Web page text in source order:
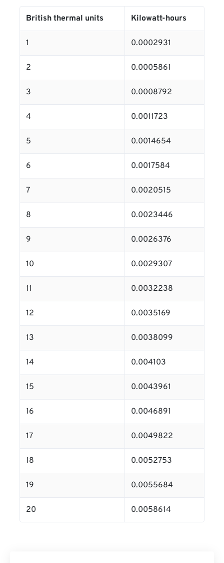
British thermal units Kilowatt-hours
1 0.0002931
2 0.0005861
3 0.0008792
4 0.0011723
5 0.0014654
6 0.0017584
7 0.0020515
8 0.0023446
9 0.0026376
10 0.0029307
11 0.0032238
12 0.0035169
13 0.0038099
14 0.004103
15 0.0043961
16 0.0046891
17 0.0049822
18 0.0052753
19 0.0055684
20 0.0058614